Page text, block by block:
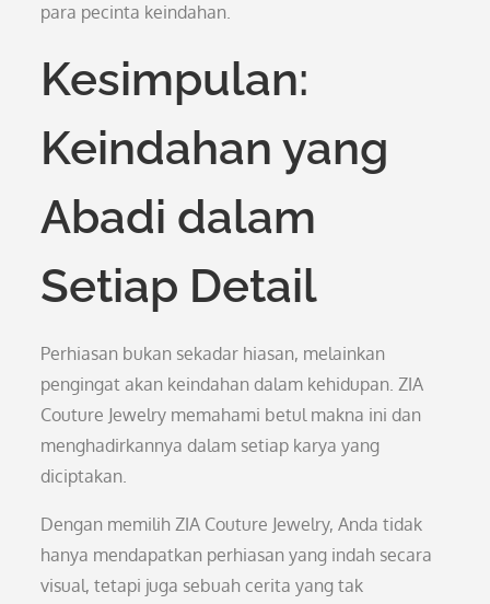
para pecinta keindahan.
Kesimpulan:
Keindahan yang
Abadi dalam
Setiap Detail
Perhiasan bukan sekadar hiasan, melainkan
pengingat akan keindahan dalam kehidupan. ZIA
Couture Jewelry memahami betul makna ini dan
menghadirkannya dalam setiap karya yang
diciptakan.
Dengan memilih ZIA Couture Jewelry, Anda tidak
hanya mendapatkan perhiasan yang indah secara
visual, tetapi juga sebuah cerita yang tak